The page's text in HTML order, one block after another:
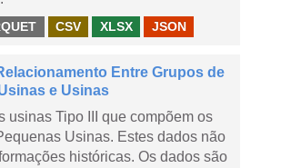
CSV XLSX JSON
Entre Grupos de
e Usinas
usinas Tipo III que compõem os
Usinas. Estes dados não
históricas. Os dados são